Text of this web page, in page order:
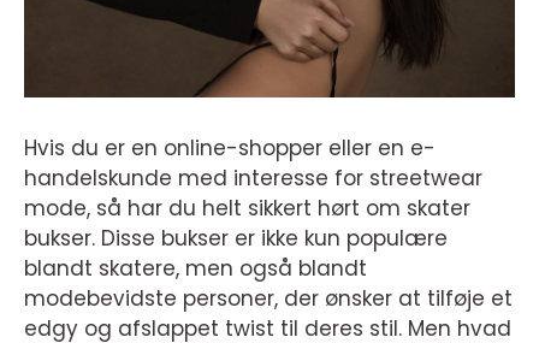
Hvis du er en online-shopper eller en e-
handelskunde med interesse for streetwear
mode, så har du helt sikkert hørt om skater
bukser. Disse bukser er ikke kun populære
blandt skatere, men også blandt
modebevidste personer, der ønsker at tilføje et
edgy og afslappet twist til deres stil. Men hvad